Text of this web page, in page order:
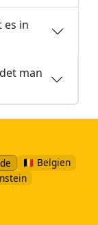
es in
man
🇧🇪 Belgien